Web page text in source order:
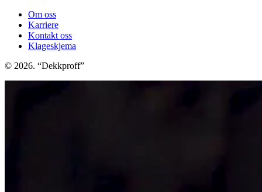
Om oss
Karriere
Kontakt oss
Klageskjema
© 2026. “Dekkproff”